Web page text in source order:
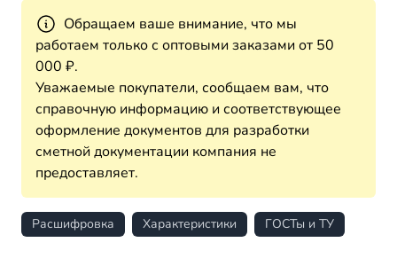
Обращаем ваше внимание, что мы
работаем только с оптовыми заказами от 50
000 ₽.
Уважаемые покупатели, сообщаем вам, что
справочную информацию и соответствующее
оформление документов для разработки
сметной документации компания не
предоставляет.
Расшифровка Характеристики ГОСТы и ТУ